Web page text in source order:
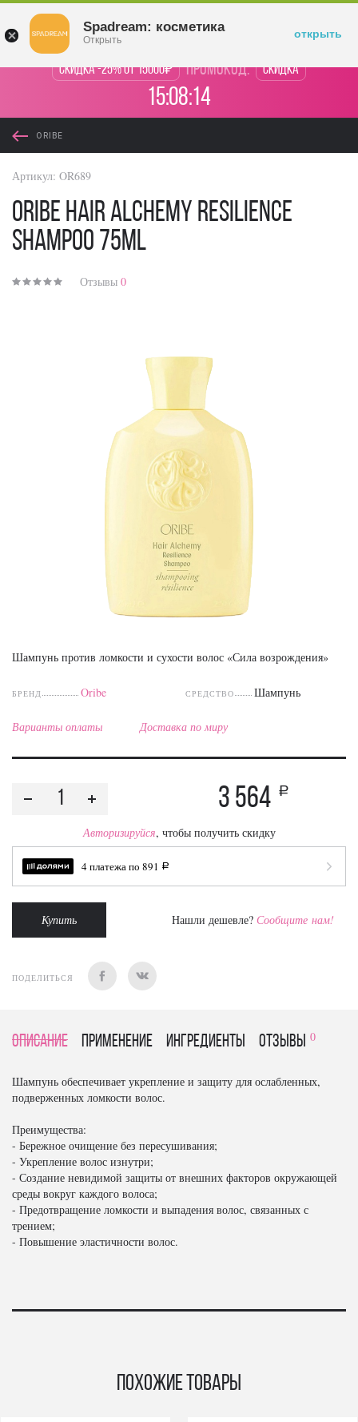
Скидка -25% от 15000₽ промокод: Скидка
15:08:14
ORIBE
Артикул: OR689
Oribe Hair Alchemy Resilience
Shampoo 75ml
Отзывы 0
Шампунь против ломкости и сухости волос «Сила возрождения»
БРЕНД Oribe СРЕДСТВО Шампунь
Варианты оплаты Доставка по миру
3 564 a
Авторизируйся, чтобы получить скидку
4 платежа по 891 a
Купить Нашли дешевле? Сообщите нам!
ПОДЕЛИТЬСЯ
Описание Применение Ингредиенты отзывы 0
Шампунь обеспечивает укрепление и защиту для ослабленных,
подверженных ломкости волос.
Преимущества:
- Бережное очищение без пересушивания;
- Укрепление волос изнутри;
- Создание невидимой защиты от внешних факторов окружающей
среды вокруг каждого волоса;
- Предотвращение ломкости и выпадения волос, связанных с
трением;
- Повышение эластичности волос.
Похожие товары
Spadream: косметика
Открыть открыть